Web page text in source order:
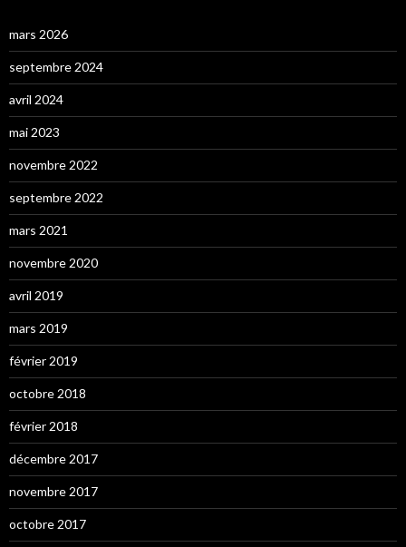
mars 2026
septembre 2024
avril 2024
mai 2023
novembre 2022
septembre 2022
mars 2021
novembre 2020
avril 2019
mars 2019
février 2019
octobre 2018
février 2018
décembre 2017
novembre 2017
octobre 2017